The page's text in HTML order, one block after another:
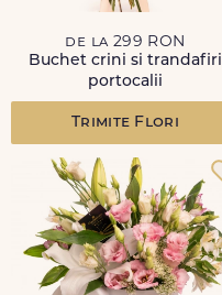
de la 299 RON
Buchet crini si trandafiri
portocalii
Trimite Flori